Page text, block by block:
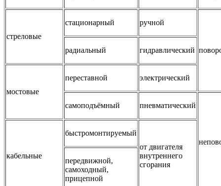
стреловые
стационарный ручной
радиальный гидравлический
мостовые
переставной электрический
самоподъёмный пневматический
кабельные
быстромонтируемый
от двигателя
внутреннего
сгорания
передвижной,
самоходный,
прицепной